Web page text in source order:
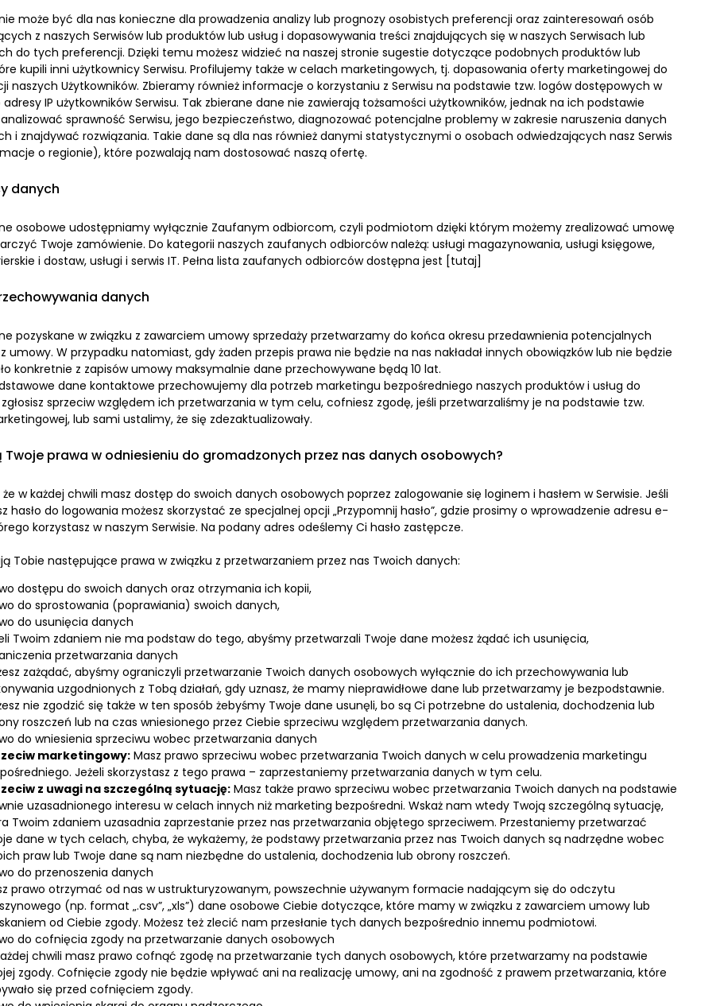
może być dla nas konieczne dla prowadzenia analizy lub prognozy osobistych preferencji oraz zainteresowań osób
z naszych Serwisów lub produktów lub usług i dopasowywania treści znajdujących się w naszych Serwisach lub
do tych preferencji. Dzięki temu możesz widzieć na naszej stronie sugestie dotyczące podobnych produktów lub
kupili inni użytkownicy Serwisu. Profilujemy także w celach marketingowych, tj. dopasowania oferty marketingowej do
naszych Użytkowników. Zbieramy również informacje o korzystaniu z Serwisu na podstawie tzw. logów dostępowych w
IP użytkowników Serwisu. Tak zbierane dane nie zawierają tożsamości użytkowników, jednak na ich podstawie
sprawność Serwisu, jego bezpieczeństwo, diagnozować potencjalne problemy w zakresie naruszenia danych
i znajdywać rozwiązania. Takie dane są dla nas również danymi statystycznymi o osobach odwiedzających nasz Serwis
o regionie), które pozwalają nam dostosować naszą ofertę.
danych
osobowe udostępniamy wyłącznie Zaufanym odbiorcom, czyli podmiotom dzięki którym możemy zrealizować umowę
Twoje zamówienie. Do kategorii naszych zaufanych odbiorców należą: usługi magazynowania, usługi księgowe,
i dostaw, usługi i serwis IT. Pełna lista zaufanych odbiorców dostępna jest [tutaj]
danych
pozyskane w związku z zawarciem umowy sprzedaży przetwarzamy do końca okresu przedawnienia potencjalnych
umowy. W przypadku natomiast, gdy żaden przepis prawa nie będzie na nas nakładał innych obowiązków lub nie będzie
konkretnie z zapisów umowy maksymalnie dane przechowywane będą 10 lat.
dane kontaktowe przechowujemy dla potrzeb marketingu bezpośredniego naszych produktów i usług do
sprzeciw względem ich przetwarzania w tym celu, cofniesz zgodę, jeśli przetwarzaliśmy je na podstawie tzw.
lub sami ustalimy, że się zdezaktualizowały.
Twoje prawa w odniesieniu do gromadzonych przez nas danych osobowych?
w każdej chwili masz dostęp do swoich danych osobowych poprzez zalogowanie się loginem i hasłem w Serwisie. Jeśli
hasło do logowania możesz skorzystać ze specjalnej opcji „Przypomnij hasło”, gdzie prosimy o wprowadzenie adresu e-
korzystasz w naszym Serwisie. Na podany adres odeślemy Ci hasło zastępcze.
Tobie następujące prawa w związku z przetwarzaniem przez nas Twoich danych:
dostępu do swoich danych oraz otrzymania ich kopii,
do sprostowania (poprawiania) swoich danych,
do usunięcia danych
Twoim zdaniem nie ma podstaw do tego, abyśmy przetwarzali Twoje dane możesz żądać ich usunięcia,
przetwarzania danych
zażądać, abyśmy ograniczyli przetwarzanie Twoich danych osobowych wyłącznie do ich przechowywania lub
uzgodnionych z Tobą działań, gdy uznasz, że mamy nieprawidłowe dane lub przetwarzamy je bezpodstawnie.
nie zgodzić się także w ten sposób żebyśmy Twoje dane usunęli, bo są Ci potrzebne do ustalenia, dochodzenia lub
roszczeń lub na czas wniesionego przez Ciebie sprzeciwu względem przetwarzania danych.
do wniesienia sprzeciwu wobec przetwarzania danych
marketingowy:Masz prawo sprzeciwu wobec przetwarzania Twoich danych w celu prowadzenia marketingu
Jeżeli skorzystasz z tego prawa – zaprzestaniemy przetwarzania danych w tym celu.
z uwagi na szczególną sytuację:Masz także prawo sprzeciwu wobec przetwarzania Twoich danych na podstawie
uzasadnionego interesu w celach innych niż marketing bezpośredni. Wskaż nam wtedy Twoją szczególną sytuację,
Twoim zdaniem uzasadnia zaprzestanie przez nas przetwarzania objętego sprzeciwem. Przestaniemy przetwarzać
dane w tych celach, chyba, że wykażemy, że podstawy przetwarzania przez nas Twoich danych są nadrzędne wobec
praw lub Twoje dane są nam niezbędne do ustalenia, dochodzenia lub obrony roszczeń.
do przenoszenia danych
prawo otrzymać od nas w ustrukturyzowanym, powszechnie używanym formacie nadającym się do odczytu
(np. format „.csv”, „xls”) dane osobowe Ciebie dotyczące, które mamy w związku z zawarciem umowy lub
od Ciebie zgody. Możesz też zlecić nam przesłanie tych danych bezpośrednio innemu podmiotowi.
do cofnięcia zgody na przetwarzanie danych osobowych
chwili masz prawo cofnąć zgodę na przetwarzanie tych danych osobowych, które przetwarzamy na podstawie
zgody. Cofnięcie zgody nie będzie wpływać ani na realizację umowy, ani na zgodność z prawem przetwarzania, które
się przed cofnięciem zgody.